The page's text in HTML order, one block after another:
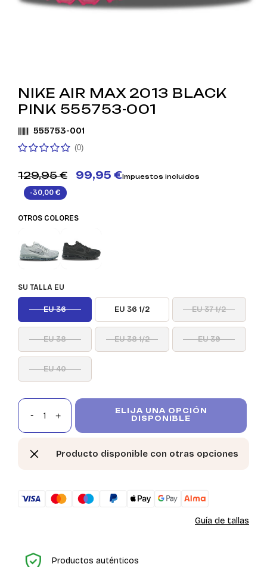
NIKE AIR MAX 2013 BLACK
PINK 555753-001
555753-001
(0)
129,95 € 99,95 €Impuestos incluidos
-30,00 €
OTROS COLORES
SU TALLA EU
EU 36 EU 36 1/2 EU 37 1/2
EU 38 EU 38 1/2 EU 39
EU 40
ELIJA UNA OPCIÓN
DISPONIBLE
Producto disponible con otras opciones
Guía de tallas
Productos auténticos